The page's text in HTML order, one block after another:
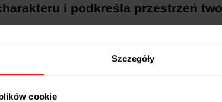
Szczegóły
cookie
i podkreśla przestrzeń
niemal wszędzie
- zarówno w domowych
tam, gdzie potrzebne jest oświetlenie, które
skandynawskiego, minimalistycznego.
Oprawa Oris Plus jest w kolorze
kuchenną lub nad stół w jadalni. Trzy lub więcej